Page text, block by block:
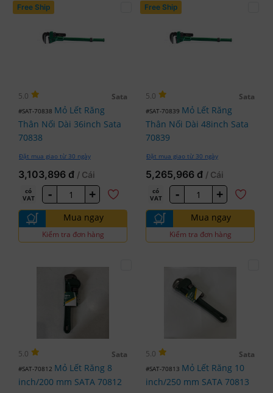
Free Ship
5.0 Sata
#SAT-70838 Mỏ Lết Răng
Thân Nối Dài 36inch Sata
70838
Đặt mua giao từ 30 ngày
3,103,896 đ / Cái
có
VAT
- +
Mua ngay
Kiểm tra đơn hàng
Free Ship
5.0 Sata
#SAT-70839 Mỏ Lết Răng
Thân Nối Dài 48inch Sata
70839
Đặt mua giao từ 30 ngày
5,265,966 đ / Cái
có
VAT
- +
Mua ngay
Kiểm tra đơn hàng
5.0 Sata
#SAT-70812 Mỏ Lết Răng 8
inch/200 mm SATA 70812
5.0 Sata
#SAT-70813 Mỏ Lết Răng 10
inch/250 mm SATA 70813